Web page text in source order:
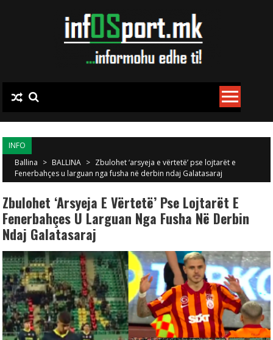
INFO
Ballina > BALLINA > Zbulohet ‘arsyeja e vërtetë’ pse lojtarët e
Fenerbahçes u larguan nga fusha në derbin ndaj Galatasaraj
Zbulohet ‘arsyeja E Vërtetë’ Pse Lojtarët E
Fenerbahçes U Larguan Nga Fusha Në Derbin
Ndaj Galatasaraj